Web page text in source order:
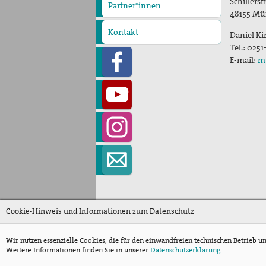
Partner*innen
Kontakt
48155
Daniel
Tel.:
E-mail:
Cookie-Hinweis und Informationen zum Datenschutz
Wir nutzen essenzielle Cookies, die für den einwandfreien technischen Betrieb
Weitere Informationen finden Sie in unsererDatenschutzerklärung.